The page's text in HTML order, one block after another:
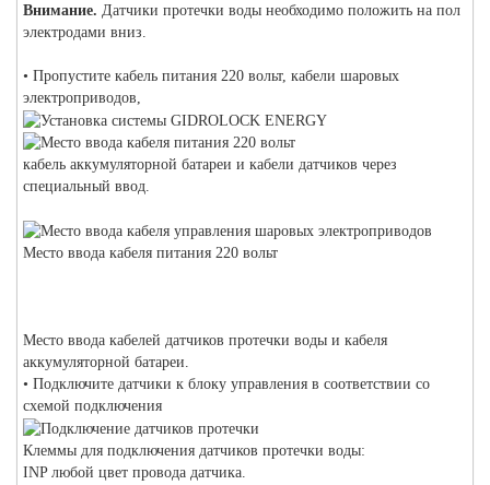
Внимание. Датчики протечки воды необходимо положить на пол
электродами вниз.
• Пропустите кабель питания 220 вольт, кабели шаровых
электроприводов,
кабель аккумуляторной батареи и кабели датчиков через
специальный ввод.
Место ввода кабеля питания 220 вольт
Место ввода кабелей датчиков протечки воды и кабеля
аккумуляторной батареи.
• Подключите датчики к блоку управления в соответствии со
схемой подключения
Клеммы для подключения датчиков протечки воды:
INP любой цвет провода датчика.